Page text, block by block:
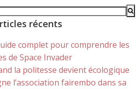
récents
complet pour comprendre les
de Space Invader
la politesse devient écologique
l’association fairembo dans sa